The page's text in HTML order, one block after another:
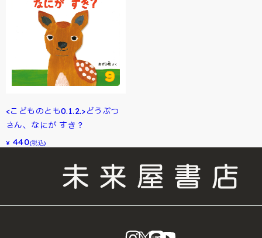
<こどものとも0.1.2.>どうぶつ
さん、なにが すき？
¥ 440(税込)
instagram
X LINE